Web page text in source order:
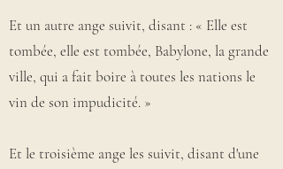
Et un autre ange suivit, disant : « Elle est
tombée, elle est tombée, Babylone, la grande
ville, qui a fait boire à toutes les nations le
vin de son impudicité. »
Et le troisième ange les suivit, disant d'une